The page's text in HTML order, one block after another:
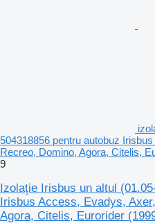
504318856 pentru autobuz
Recreo, Domino, Agora, Citelis,
9
Izolaţie Irisbus un altul
Irisbus Access, Evadys,
Agora, Citelis, Eurorider